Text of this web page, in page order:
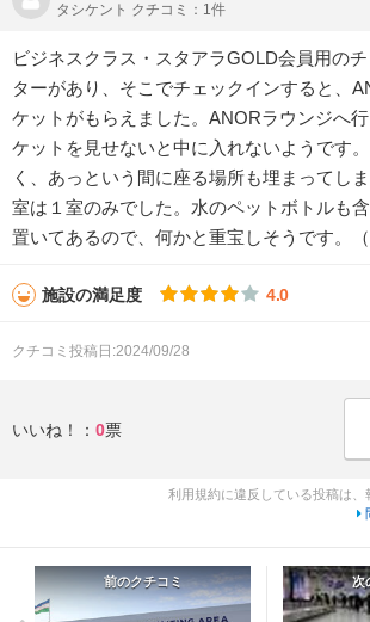
タシケント クチコミ：1件
ビジネスクラス・スタアラGOLD会員用の
ターがあり、そこでチェックインすると、
ケットがもらえました。ANORラウンジへ
ケットを見せないと中に入れないようです
く、あっという間に座る場所も埋まってし
室は１室のみでした。水のペットボトルも
置いてあるので、何かと重宝しそうです。（
施設の満足度 4.0
クチコミ投稿日:2024/09/28
いいね！： 0票
利用規約に違反している投稿は、
前のクチコミ 次